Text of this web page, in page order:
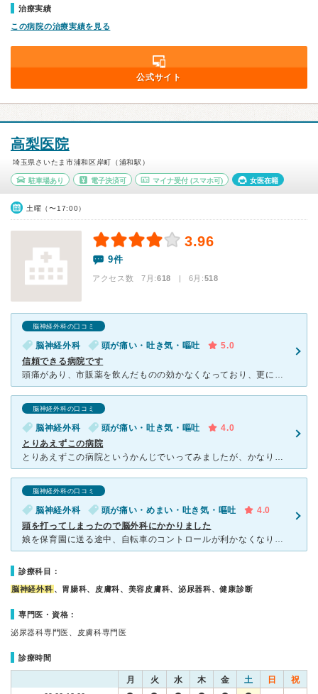
治療実績
この病院の治療実績を見る
公式サイト
高梨医院
埼玉県さいたま市浦和区岸町（浦和駅）
駐車場あり 電子決済可 マイナ受付 (スマホ可) 女医在籍
土曜（〜17:00）
3.96
9件
アクセス数 7月:618 | 6月:518
脳神経外科の口コミ
脳神経外科 頭が痛い・吐き気・嘔吐
5.0
信頼できる病院です
頭痛があり、市販薬を飲んだものの効かなくなっており、更にひどくなる頭痛と吐き気で早朝から待ちました。 待合室には多くの人がいて、2時間程待ちました。 まず先生に症状を話しましたが、カルテを手書きで
脳神経外科の口コミ
脳神経外科 頭が痛い・吐き気・嘔吐
4.0
とりあえずこの病院
とりあえずこの病院というかんじでいってみましたが、かなり待たされました、、、2時間半以上3時間未満ほど。ライブの物販並んでる感覚で忘れられてる？と感じるほど長かったです。 ただ診察は間違いないと思い
脳神経外科の口コミ
脳神経外科 頭が痛い・めまい・吐き気・嘔吐
4.0
頭を打ってしまったので脳外科にかかりました
娘を保育園に送る途中、自転車のコントロールが利かなくなり、そのまま壁に激突して、自転車ごと倒れました。 娘はヘルメットをしていて、どこもぶつけなかったのですが。 私は至る所をぶつけ、まず足から流血
診療科目：
脳神経外科 、胃腸科、皮膚科、美容皮膚科、泌尿器科、健康診断
専門医・資格：
泌尿器科専門医、皮膚科専門医
診療時間
月 火 水 木 金 土 日 祝